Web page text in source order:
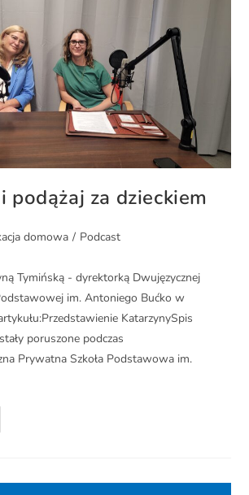
podążaj za dzieckiem
domowa / Podcast
Tymińską - dyrektorką Dwujęzycznej
im. Antoniego Bućko w
KatarzynySpis
poruszone podczas
Prywatna Szkoła Podstawowa im.